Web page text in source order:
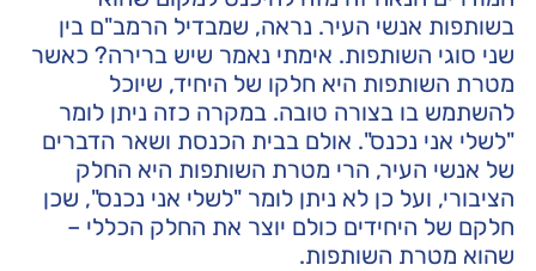
בשותפות אנשי העיר. נראה, שמבדיל הרמב"ם בין
שני סוגי השותפות. אימתי נאמר שיש ברירה? כאשר
מטרת השותפות היא חלקו של היחיד, שיוכל
להשתמש בו בצורה טובה. במקרה כזה ניתן לומר
"לשלי אני נכנס". אולם בבית הכנסת ושאר הדברים
של אנשי העיר, הרי מטרת השותפות היא החלק
הציבורי, ועל כן לא ניתן לומר "לשלי אני נכנס", שכן
חלקם של היחידים כולם יוצר את החלק הכללי –
שהוא מטרת השותפות.